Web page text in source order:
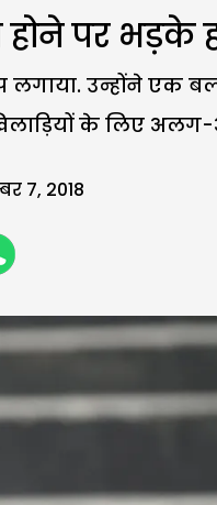
पर भड़के
उन्होंने एक
के लिए
7, 2018